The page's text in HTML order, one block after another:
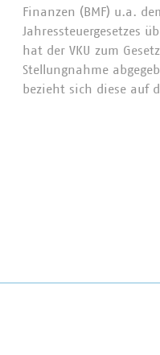
Finanzen (BMF) u.a.
Jahressteuergesetzes
hat der VKU zum
Stellungnahme
bezieht sich diese auf